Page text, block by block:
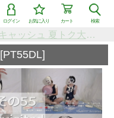
検索
カート
お気に入り
ログイン
検索で「条件を追加して絞り込む」機能を追加しました！
[PT55DL]